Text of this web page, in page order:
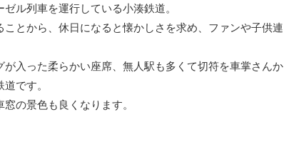
ル列車を運行している小湊鉄道。
とから、休日になると懐かしさを求め、ファンや子供連
入った柔らかい座席、無人駅も多くて切符を車掌さんか
です。
の景色も良くなります。